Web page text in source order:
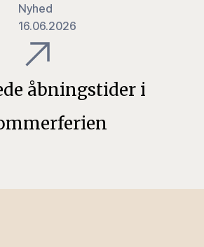
Nyhed
16.06.2026
åbningstider i